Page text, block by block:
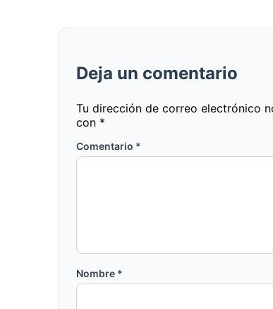
Deja un comentario
Tu dirección de correo electrónico
con *
Comentario *
Nombre *